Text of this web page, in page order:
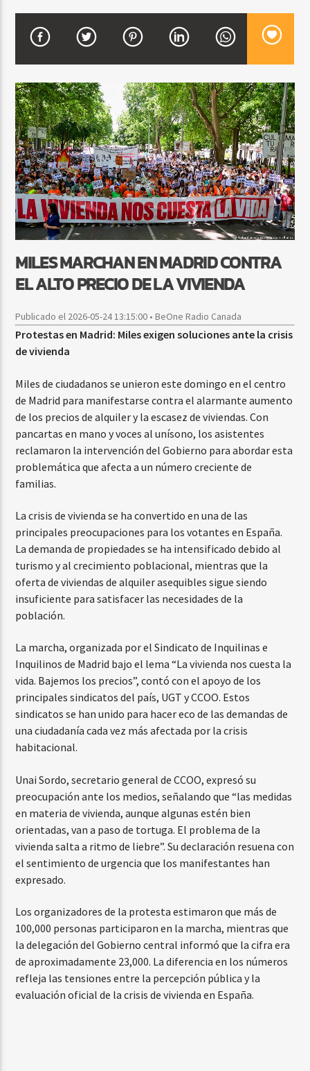
DJ MIX
Beone Radio
MILES MARCHAN EN MADRID CONTRA
EL ALTO PRECIO DE LA VIVIENDA
Publicado el 2026-05-24 13:15:00 • BeOne Radio Canada
Protestas en Madrid: Miles exigen soluciones ante la crisis
de vivienda
Miles de ciudadanos se unieron este domingo en el centro
de Madrid para manifestarse contra el alarmante aumento
de los precios de alquiler y la escasez de viviendas. Con
pancartas en mano y voces al unísono, los asistentes
reclamaron la intervención del Gobierno para abordar esta
problemática que afecta a un número creciente de
familias.
La crisis de vivienda se ha convertido en una de las
principales preocupaciones para los votantes en España.
La demanda de propiedades se ha intensificado debido al
turismo y al crecimiento poblacional, mientras que la
oferta de viviendas de alquiler asequibles sigue siendo
insuficiente para satisfacer las necesidades de la
población.
La marcha, organizada por el Sindicato de Inquilinas e
Inquilinos de Madrid bajo el lema “La vivienda nos cuesta la
vida. Bajemos los precios”, contó con el apoyo de los
principales sindicatos del país, UGT y CCOO. Estos
sindicatos se han unido para hacer eco de las demandas de
una ciudadanía cada vez más afectada por la crisis
habitacional.
Unai Sordo, secretario general de CCOO, expresó su
preocupación ante los medios, señalando que “las medidas
en materia de vivienda, aunque algunas estén bien
orientadas, van a paso de tortuga. El problema de la
vivienda salta a ritmo de liebre”. Su declaración resuena con
el sentimiento de urgencia que los manifestantes han
expresado.
Los organizadores de la protesta estimaron que más de
100,000 personas participaron en la marcha, mientras que
la delegación del Gobierno central informó que la cifra era
de aproximadamente 23,000. La diferencia en los números
refleja las tensiones entre la percepción pública y la
evaluación oficial de la crisis de vivienda en España.